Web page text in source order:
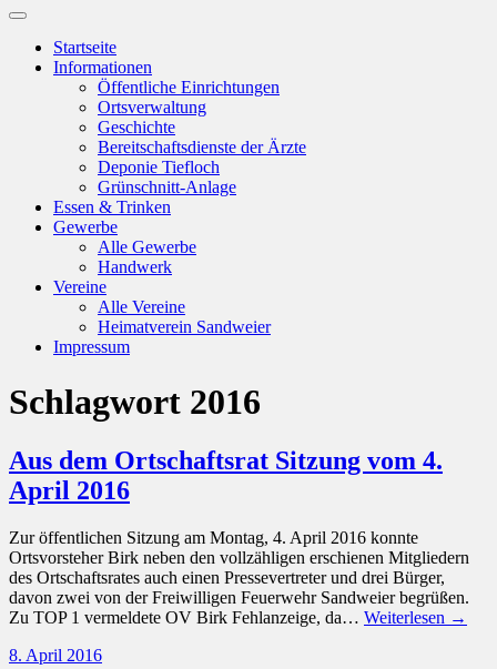
Suchfeld
ein-/ausblenden
Startseite
Informationen
Öffentliche Einrichtungen
Ortsverwaltung
Geschichte
Bereitschaftsdienste der Ärzte
Deponie Tiefloch
Grünschnitt-Anlage
Essen & Trinken
Gewerbe
Alle Gewerbe
Handwerk
Vereine
Alle Vereine
Heimatverein Sandweier
Impressum
Schlagwort 2016
Aus dem Ortschaftsrat Sitzung vom 4.
April 2016
Zur öffentlichen Sitzung am Montag, 4. April 2016 konnte
Ortsvorsteher Birk neben den vollzähligen erschienen Mitgliedern
des Ortschaftsrates auch einen Pressevertreter und drei Bürger,
davon zwei von der Freiwilligen Feuerwehr Sandweier begrüßen.
Zu TOP 1 vermeldete OV Birk Fehlanzeige, da… Weiterlesen →
8. April 2016